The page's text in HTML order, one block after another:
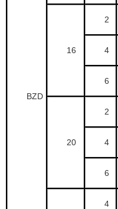
BZD
16
2
4
6
20
2
4
6
4